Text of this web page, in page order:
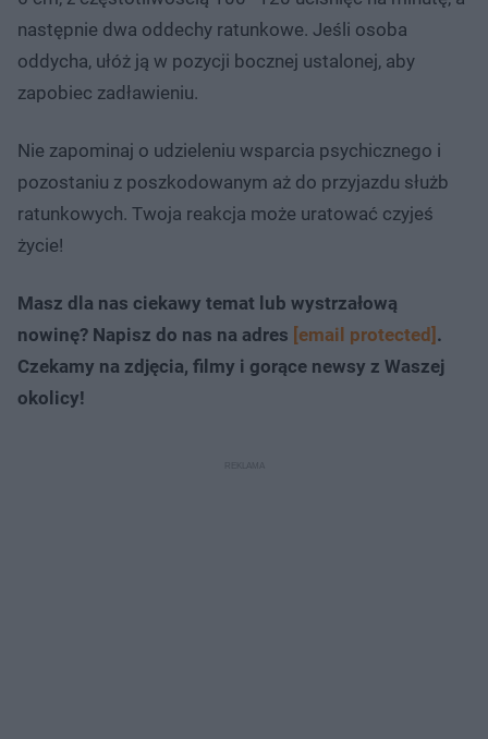
następnie dwa oddechy ratunkowe. Jeśli osoba
oddycha, ułóż ją w pozycji bocznej ustalonej, aby
zapobiec zadławieniu.
Nie zapominaj o udzieleniu wsparcia psychicznego i
pozostaniu z poszkodowanym aż do przyjazdu służb
ratunkowych. Twoja reakcja może uratować czyjeś
życie!
Masz dla nas ciekawy temat lub wystrzałową
nowinę? Napisz do nas na adres [email protected] .
Czekamy na zdjęcia, filmy i gorące newsy z Waszej
okolicy!